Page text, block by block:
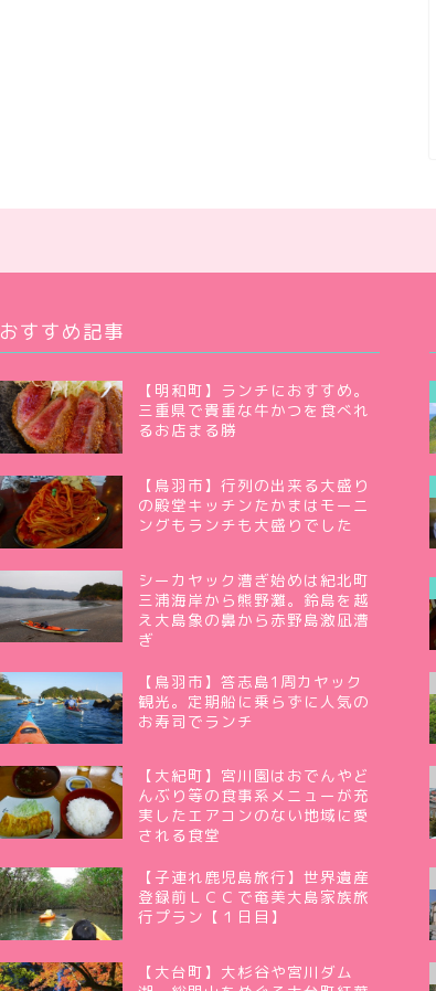
おすすめ記事
【明和町】ランチにおすすめ。
三重県で貴重な牛かつを食べれ
るお店まる勝
【鳥羽市】行列の出来る大盛り
の殿堂キッチンたかまはモーニ
ングもランチも大盛りでした
シーカヤック漕ぎ始めは紀北町
三浦海岸から熊野灘。鈴島を越
え大島象の鼻から赤野島激凪漕
ぎ
【鳥羽市】答志島1周カヤック
観光。定期船に乗らずに人気の
お寿司でランチ
【大紀町】宮川園はおでんやど
んぶり等の食事系メニューが充
実したエアコンのない地域に愛
される食堂
【子連れ鹿児島旅行】世界遺産
登録前ＬＣＣで奄美大島家族旅
行プラン【１日目】
【大台町】大杉谷や宮川ダム